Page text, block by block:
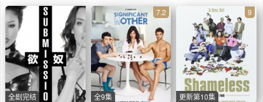
全剧完结
7.2
全9集
9
更新第10集